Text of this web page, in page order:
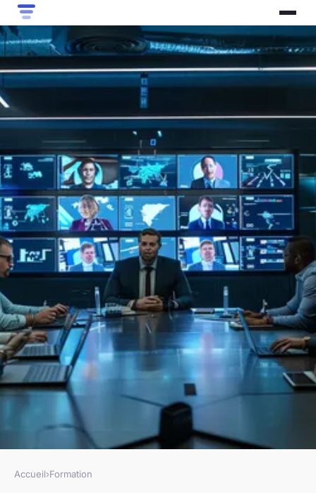
Accueil›Formation